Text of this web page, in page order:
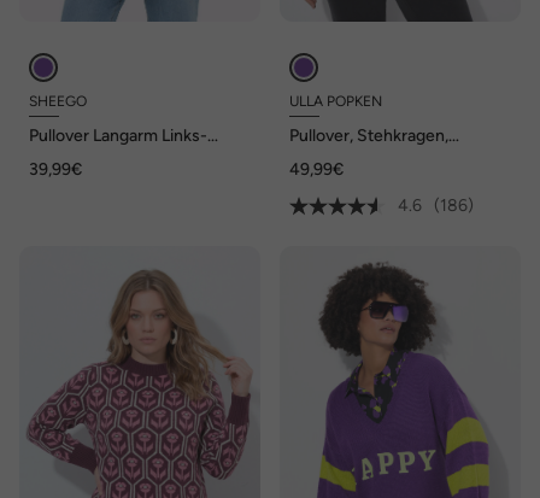
SHEEGO
Pullover Langarm Links-
39,99€
ULLA POPKEN
Pullover, Stehkragen,
49,99€
4.6
(186)